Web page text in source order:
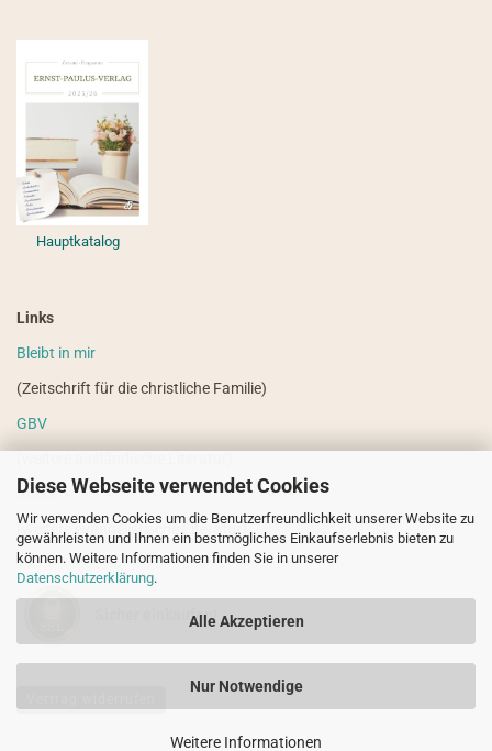
Diese Webseite verwendet Cookies
Wir verwenden Cookies um die Benutzerfreundlichkeit unserer Website zu
gewährleisten und Ihnen ein bestmögliches Einkaufserlebnis bieten zu
können. Weitere Informationen finden Sie in unserer
Datenschutzerklärung.
Alle Akzeptieren
Nur Notwendige
Weitere Informationen
Hauptkatalog
Links
Bleibt in mir
(Zeitschrift für die christliche Familie)
GBV
VdHS
(weitere evangelistische Literatur)
Sicher einkaufen!